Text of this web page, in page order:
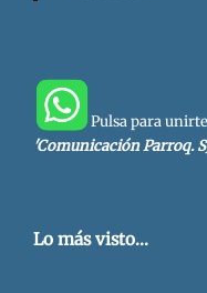
Pulsa para
'Comunicación Parroq.
Lo más visto...